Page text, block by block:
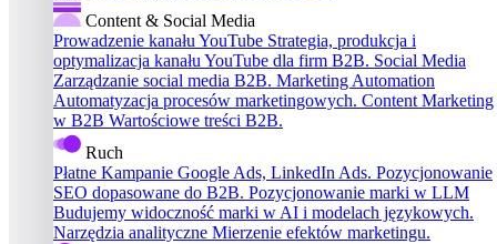
Content & Social Media
Prowadzenie kanału YouTube Strategia, produkcja i
optymalizacja kanału YouTube dla firm B2B. Social Media
Zarządzanie social media B2B. Marketing Automation
Automatyzacja procesów marketingowych. Content Marketing
w B2B Wartościowe treści B2B.
Ruch
Płatne Kampanie Google Ads, LinkedIn Ads. Pozycjonowanie
SEO dopasowane do B2B. Pozycjonowanie marki w LLM
Budujemy widoczność marki w AI i modelach językowych.
Narzędzia analityczne Mierzenie efektów marketingu.